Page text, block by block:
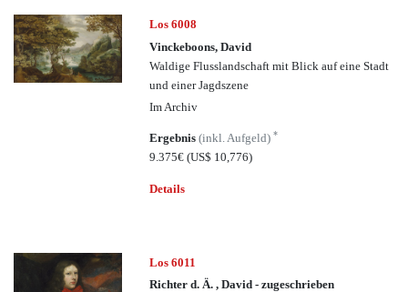
Los 6008
Vinckeboons, David
Waldige Flusslandschaft mit Blick auf eine Stadt
und einer Jagdszene
Im Archiv
Ergebnis(inkl. Aufgeld)*
9.375€(US$ 10,776)
Details
Los 6011
Richter d. Ä. , David - zugeschrieben